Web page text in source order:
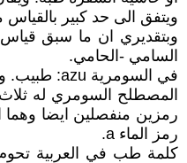
ويتفق الى حد كبير
وبتقديري ان ما سبق
السامي -الحامي.
في السومرية azu: طبيب. واحتفظت الاكدية بذات المصطلح حيث asû تعني طبيب.
رمز الماء a.